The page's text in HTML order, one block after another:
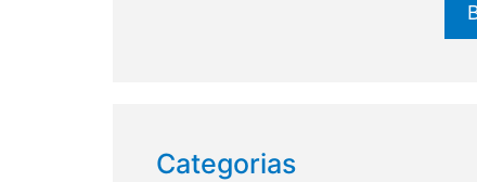
Categorias